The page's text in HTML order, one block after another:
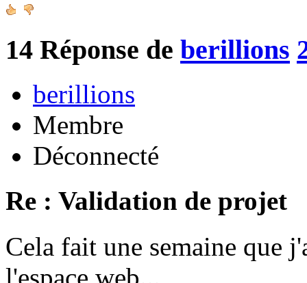
14 Réponse de berillions
berillions
Membre
Déconnecté
Re : Validation de projet
Cela fait une semaine que
l'espace web...